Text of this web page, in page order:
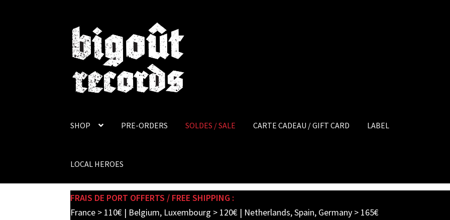
Skip
to
navigation
Skip
to
content
SHOP PRE-ORDERS SOLDES / SALE CARTE CADEAU / GIFT CARD LABEL
LOCAL HEROES
FRAIS DE PORT OFFERTS / FREE SHIPPING :
France > 110€ | Belgium, Luxembourg > 120€ | Netherlands, Spain, Germany > 165€